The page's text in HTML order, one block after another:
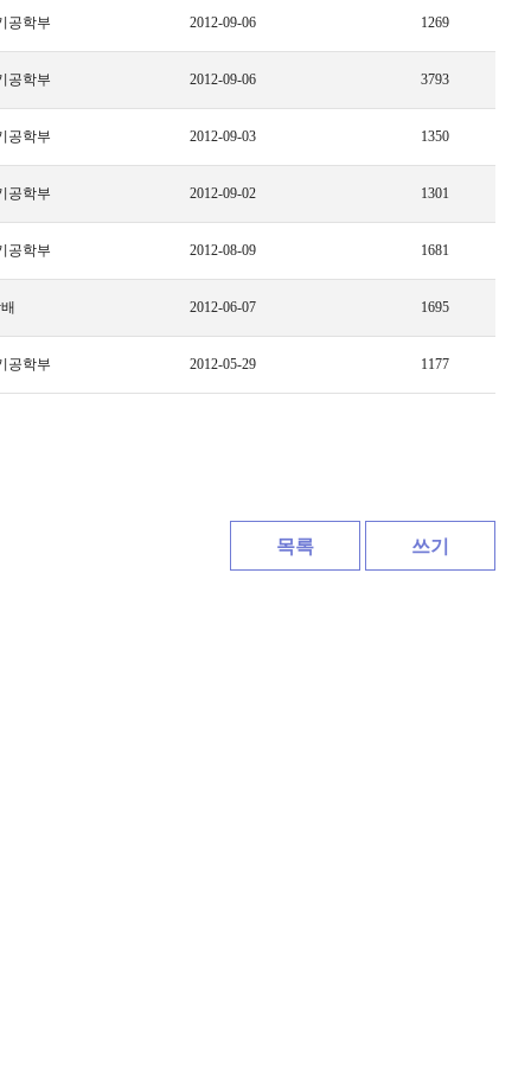
공학부 2012-09-06 1269
공학부 2012-09-06 3793
공학부 2012-09-03 1350
공학부 2012-09-02 1301
공학부 2012-08-09 1681
2012-06-07 1695
공학부 2012-05-29 1177
목록 쓰기